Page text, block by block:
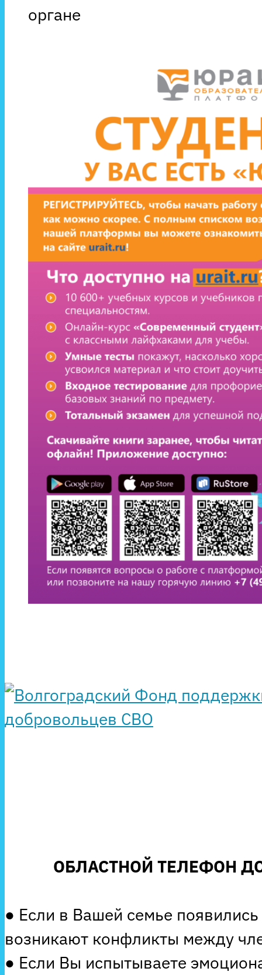
органе
ОБЛАСТНОЙ ТЕЛЕФОН
● Если в Вашей семье
возникают конфликты между
● Если Вы испытываете